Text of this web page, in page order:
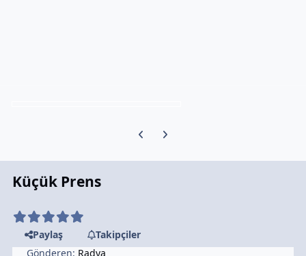
Previous carousel slide
Next carousel slide
Küçük Prens
Paylaş
Takipçiler
Gönderen: Radya